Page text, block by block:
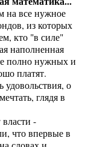
на все нужное
из которых
кто "в силе"
наполненная
полно нужных и
платят.
удовольствия, о
глядя в
-
что впервые в